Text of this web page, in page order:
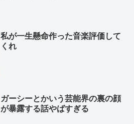
私が一生懸命作った音楽評価して
くれ
ガーシーとかいう芸能界の裏の顔
が暴露する話やばすぎる